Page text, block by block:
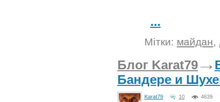
...
Мітки: майдан,
Блог Karat79
Бандере и
Karat79 10 4639